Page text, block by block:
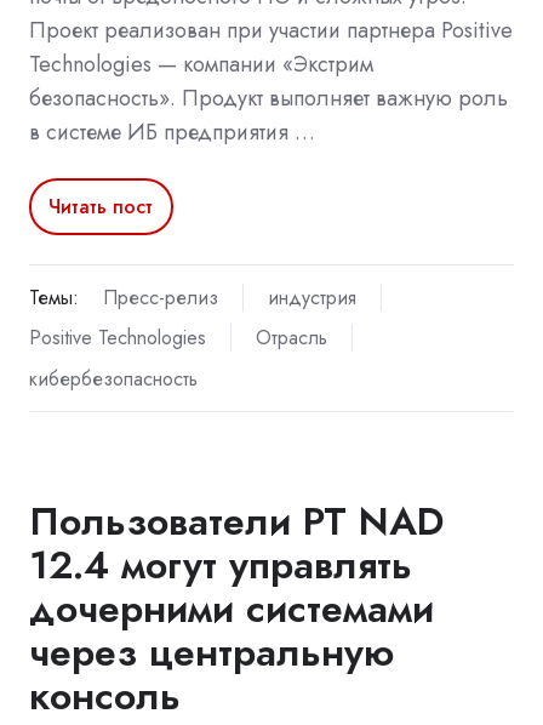
Проект реализован при участии партнера Positive
Technologies — компании «Экстрим
безопасность». Продукт выполняет важную роль
в системе ИБ предприятия …
Читать пост
Темы: Пресс-релиз
индустрия
Positive Technologies
Отрасль
кибербезопасность
Пользователи PT NAD
12.4 могут управлять
дочерними системами
через центральную
консоль